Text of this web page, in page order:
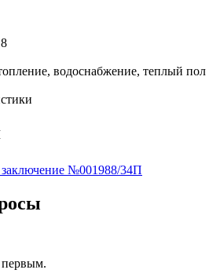
водоснабжение, теплый пол
заключение №001988/34П